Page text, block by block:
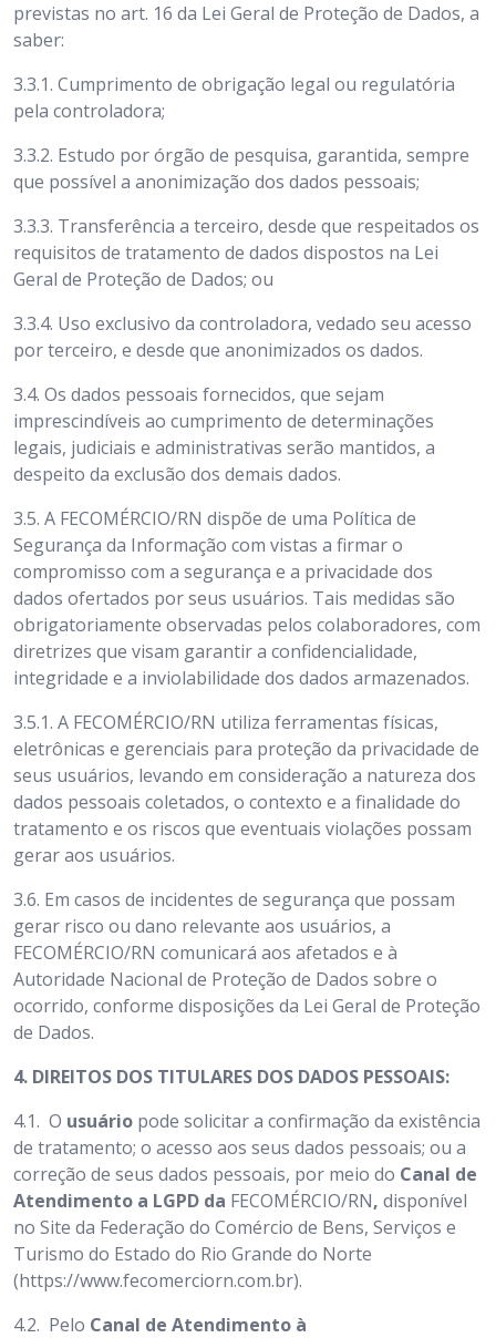
previstas no art. 16 da Lei Geral de Proteção de Dados, a
saber:
3.3.1. Cumprimento de obrigação legal ou regulatória
pela controladora;
3.3.2. Estudo por órgão de pesquisa, garantida, sempre
que possível a anonimização dos dados pessoais;
3.3.3. Transferência a terceiro, desde que respeitados os
requisitos de tratamento de dados dispostos na Lei
Geral de Proteção de Dados; ou
3.3.4. Uso exclusivo da controladora, vedado seu acesso
por terceiro, e desde que anonimizados os dados.
3.4. Os dados pessoais fornecidos, que sejam
imprescindíveis ao cumprimento de determinações
legais, judiciais e administrativas serão mantidos, a
despeito da exclusão dos demais dados.
3.5. A FECOMÉRCIO/RN dispõe de uma Política de
Segurança da Informação com vistas a firmar o
compromisso com a segurança e a privacidade dos
dados ofertados por seus usuários. Tais medidas são
obrigatoriamente observadas pelos colaboradores, com
diretrizes que visam garantir a confidencialidade,
integridade e a inviolabilidade dos dados armazenados.
3.5.1. A FECOMÉRCIO/RN utiliza ferramentas físicas,
eletrônicas e gerenciais para proteção da privacidade de
seus usuários, levando em consideração a natureza dos
dados pessoais coletados, o contexto e a finalidade do
tratamento e os riscos que eventuais violações possam
gerar aos usuários.
3.6. Em casos de incidentes de segurança que possam
gerar risco ou dano relevante aos usuários, a
FECOMÉRCIO/RN comunicará aos afetados e à
Autoridade Nacional de Proteção de Dados sobre o
ocorrido, conforme disposições da Lei Geral de Proteção
de Dados.
4. DIREITOS DOS TITULARES DOS DADOS PESSOAIS:
4.1. O usuário pode solicitar a confirmação da existência
de tratamento; o acesso aos seus dados pessoais; ou a
correção de seus dados pessoais, por meio do Canal de
Atendimento a LGPD da FECOMÉRCIO/RN, disponível
no Site da Federação do Comércio de Bens, Serviços e
Turismo do Estado do Rio Grande do Norte
(https://www.fecomerciorn.com.br).
4.2. Pelo Canal de Atendimento à